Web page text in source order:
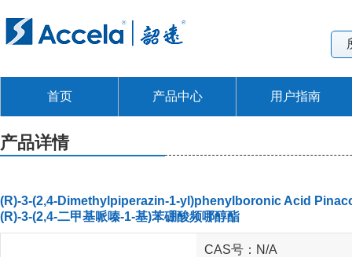
首页 产品中心 用户指南
产品详情
(R)-3-(2,4-Dimethylpiperazin-1-yl)phenylboronic Acid
(R)-3-(2,4-二甲基哌嗪-1-基)苯硼酸频哪醇酯
CAS号：N/A